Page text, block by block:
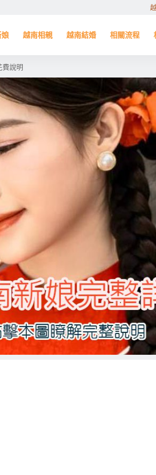
娘 越南相親 越南結婚 相關流程
費說明